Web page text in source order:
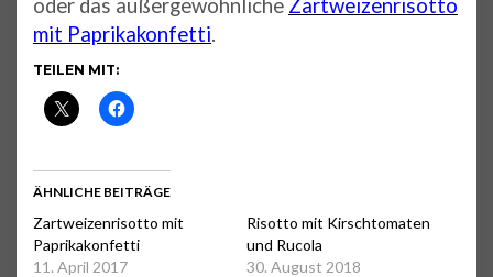
oder das außergewöhnliche Zartweizenrisotto
mit Paprikakonfetti.
TEILEN MIT:
ÄHNLICHE BEITRÄGE
Zartweizenrisotto mit
Paprikakonfetti
11. April 2017
Risotto mit Kirschtomaten
und Rucola
30. August 2018